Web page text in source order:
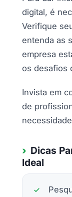
digital, é
Verifique
entenda as
empresa
os desafios
Invista em
de
Dicas
Ideal